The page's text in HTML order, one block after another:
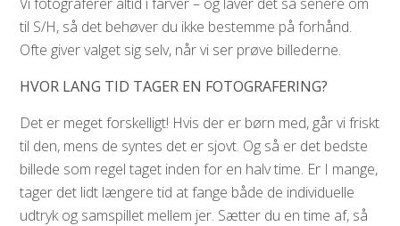
til S/H, så det behøver du ikke bestemme på forhånd.
Ofte giver valget sig selv, når vi ser prøve billederne.
HVOR LANG TID TAGER EN FOTOGRAFERING?
Det er meget forskelligt! Hvis der er børn med, går vi friskt
til den, mens de syntes det er sjovt. Og så er det bedste
billede som regel taget inden for en halv time. Er I mange,
tager det lidt længere tid at fange både de individuelle
udtryk og samspillet mellem jer. Sætter du en time af, så